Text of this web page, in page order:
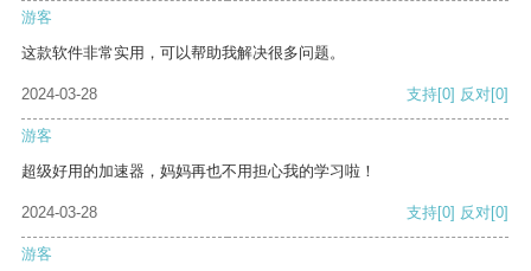
游客
这款软件非常实用，可以帮助我解决很多问题。
2024-03-28 支持[0] 反对[0]
游客
超级好用的加速器，妈妈再也不用担心我的学习啦！
2024-03-28 支持[0] 反对[0]
游客